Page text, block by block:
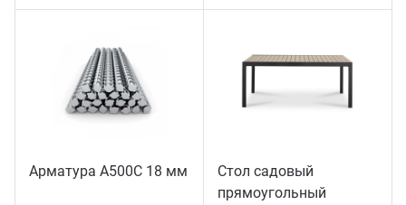
Арматура А500С 18 мм
Стол садовый
прямоугольный